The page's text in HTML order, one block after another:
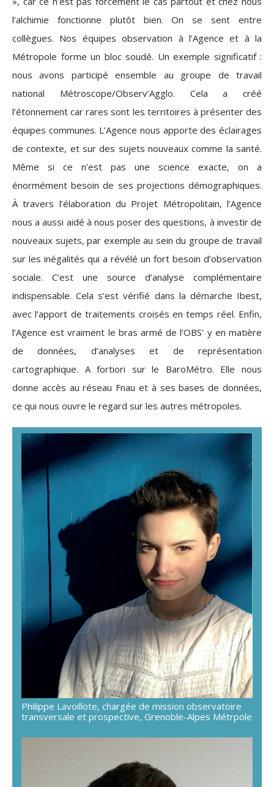
l’alchimie fonctionne plutôt bien. On se sent entre
collègues. Nos équipes observation à l’Agence et à la
Métropole forme un bloc soudé. Un exemple significatif :
nous avons participé ensemble au groupe de travail
national Métroscope/Observ’Agglo. Cela a créé
l’étonnement car rares sont les territoires à présenter des
équipes communes. L’Agence nous apporte des éclairages
de contexte, et sur des sujets nouveaux comme la santé.
Même si ce n’est pas une science exacte, on a
énormément besoin de ses projections démographiques.
À travers l’élaboration du Projet Métropolitain, l’Agence
nous a aussi aidé à nous poser des questions, à investir de
nouveaux sujets, par exemple au sein du groupe de travail
sur les inégalités qui a révélé un fort besoin d’observation
sociale. C’est une source d’analyse complémentaire
indispensable. Cela s’est vérifié dans la démarche Ibest,
avec l’apport de traitements croisés en temps réel. Enfin,
l’Agence est vraiment le bras armé de l’OBS’ y en matière
de données, d’analyses et de représentation
cartographique. A fortiori sur le BaroMétro. Elle nous
donne accès au réseau Fnau et à ses bases de données,
ce qui nous ouvre le regard sur les autres métropoles.
Philippe Lavoillote, chargée de mission observatoire
transversale et prospective, Grenoble-Alpes Métrpole